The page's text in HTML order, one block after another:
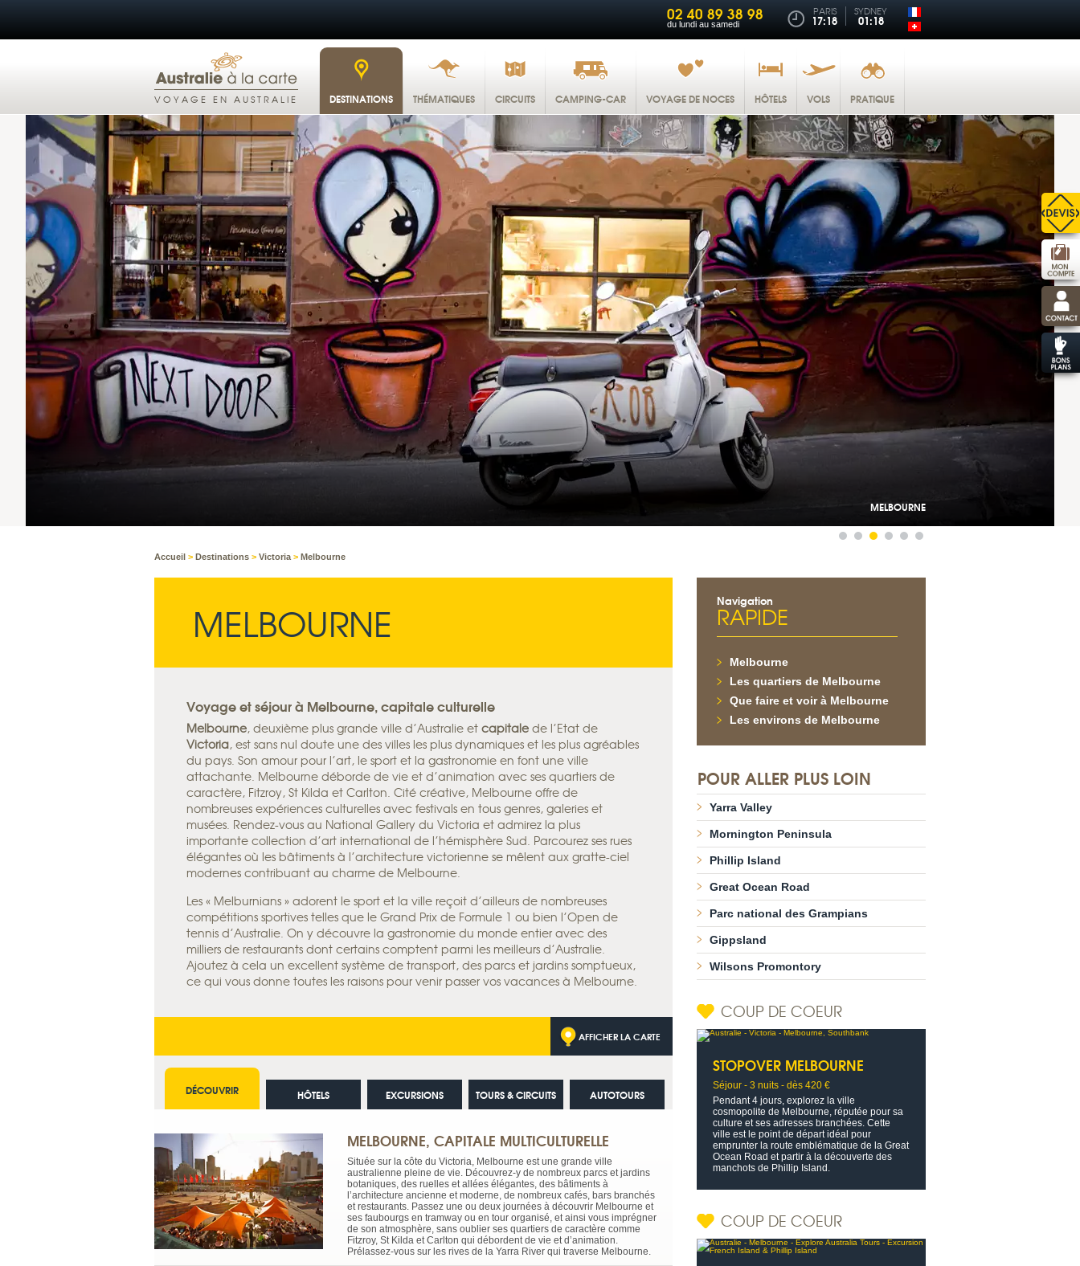
02 40 89 38 98
du lundi au samedi
PARIS
17:18
SYDNEY
01:18
VOYAGE EN AUSTRALIE DESTINATIONS THÉMATIQUES CIRCUITS CAMPING-CAR VOYAGE DE NOCES HÔTELS VOLS PRATIQUE
MELBOURNE
Accueil > Destinations > Victoria > Melbourne
MELBOURNE
Voyage et séjour à Melbourne, capitale culturelle
Melbourne, deuxième plus grande ville d’Australie et capitale de l’Etat de
Victoria, est sans nul doute une des villes les plus dynamiques et les plus agréables
du pays. Son amour pour l’art, le sport et la gastronomie en font une ville
attachante. Melbourne déborde de vie et d’animation avec ses quartiers de
caractère, Fitzroy, St Kilda et Carlton. Cité créative, Melbourne offre de
nombreuses expériences culturelles avec festivals en tous genres, galeries et
musées. Rendez-vous au National Gallery du Victoria et admirez la plus
importante collection d’art international de l’hémisphère Sud. Parcourez ses rues
élégantes où les bâtiments à l’architecture victorienne se mêlent aux gratte-ciel
modernes contribuant au charme de Melbourne.
Les « Melburnians » adorent le sport et la ville reçoit d’ailleurs de nombreuses
compétitions sportives telles que le Grand Prix de Formule 1 ou bien l’Open de
tennis d’Australie. On y découvre la gastronomie du monde entier avec des
milliers de restaurants dont certains comptent parmi les meilleurs d’Australie.
Ajoutez à cela un excellent système de transport, des parcs et jardins somptueux,
ce qui vous donne toutes les raisons pour venir passer vos vacances à Melbourne.
AFFICHER LA CARTE
DÉCOUVRIR
MELBOURNE, CAPITALE MULTICULTURELLE
Située sur la côte du Victoria, Melbourne est une grande ville
australienne pleine de vie. Découvrez-y de nombreux parcs et jardins
botaniques, des ruelles et allées élégantes, des bâtiments à
l’architecture ancienne et moderne, de nombreux cafés, bars branchés
et restaurants. Passez une ou deux journées à découvrir Melbourne et
ses faubourgs en tramway ou en tour organisé, et ainsi vous imprégner
de son atmosphère, sans oublier ses quartiers de caractère comme
Fitzroy, St Kilda et Carlton qui débordent de vie et d’animation.
Prélassez-vous sur les rives de la Yarra River qui traverse Melbourne.
HÔTELS EXCURSIONS TOURS & CIRCUITS AUTOTOURS
Navigation
RAPIDE
Melbourne
Les quartiers de Melbourne
Que faire et voir à Melbourne
Les environs de Melbourne
POUR ALLER PLUS LOIN
Yarra Valley
Mornington Peninsula
Phillip Island
Great Ocean Road
Parc national des Grampians
Gippsland
Wilsons Promontory
COUP DE COEUR
STOPOVER MELBOURNE
Séjour - 3 nuits - dès 420 €
Pendant 4 jours, explorez la ville
cosmopolite de Melbourne, réputée pour sa
culture et ses adresses branchées. Cette
ville est le point de départ idéal pour
emprunter la route emblématique de la Great
Ocean Road et partir à la découverte des
manchots de Phillip Island.
COUP DE COEUR